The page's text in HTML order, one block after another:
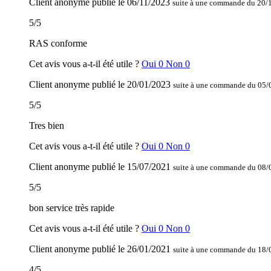
Client anonyme publié le 06/11/2023 suite à une commande du 20/
5/5
RAS conforme
Cet avis vous a-t-il été utile ? Oui 0 Non 0
Client anonyme publié le 20/01/2023 suite à une commande du
5/5
Tres bien
Cet avis vous a-t-il été utile ? Oui 0 Non 0
Client anonyme publié le 15/07/2021 suite à une commande du
5/5
bon service très rapide
Cet avis vous a-t-il été utile ? Oui 0 Non 0
Client anonyme publié le 26/01/2021 suite à une commande du